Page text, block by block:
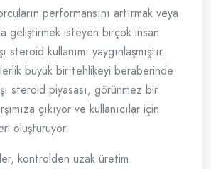
performansını artırmak veya
geliştirmek isteyen birçok insan
steroid kullanımı yaygınlaşmıştır.
büyük bir tehlikeyi beraberinde
steroid piyasası, görünmez bir
çıkıyor ve kullanıcılar için
oluşturuyor.
kontrolden uzak üretim